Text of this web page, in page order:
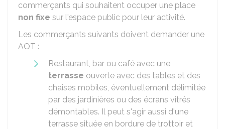
commerçants qui souhaitent occuper une place
non fixe sur l'espace public pour leur activité.
Les commerçants suivants doivent demander une
AOT :
Restaurant, bar ou café avec une
terrasse ouverte avec des tables et des
chaises mobiles, éventuellement délimitée
par des jardinières ou des écrans vitrés
démontables. Il peut s'agir aussi d'une
terrasse située en bordure de trottoir et